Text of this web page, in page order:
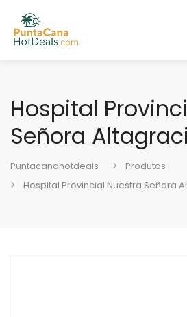
Hospital
Señora
Puntacanahotdeals
Produtos
Hospital Provincial Nuestra Señora